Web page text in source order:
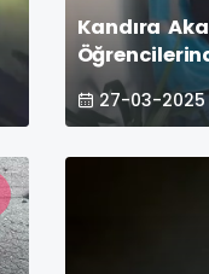
Kandıra
Anlamlı
27-03-2025